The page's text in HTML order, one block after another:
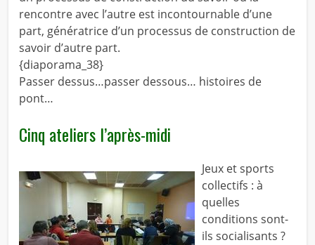
rencontre avec l’autre est incontournable d’une
part, génératrice d’un processus de construction de
savoir d’autre part.
{diaporama_38}
Passer dessus…passer dessous… histoires de
pont…
Cinq ateliers l’après-midi
Jeux et sports
collectifs : à
quelles
conditions sont-
ils socialisants ?